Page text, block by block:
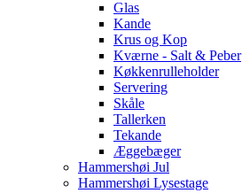
Glas
Kande
Krus og Kop
Kværne - Salt & Peber
Køkkenrulleholder
Servering
Skåle
Tallerken
Tekande
Æggebæger
Hammershøi Jul
Hammershøi Lysestage